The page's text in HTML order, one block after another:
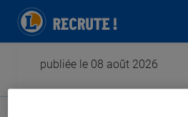
publiée le 08 août 2026